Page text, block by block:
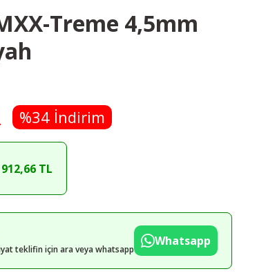
Treme 4,5mm
%34 İndirim
912,66 TL
teklifin için ara veya whatsapp
Whatsapp